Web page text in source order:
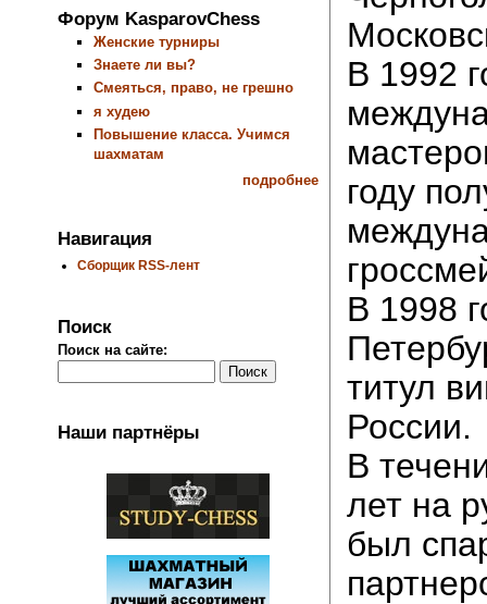
Форум KasparovChess
Женские турниры
Знаете ли вы?
Смеяться, право, не грешно
я худею
Повышение класса. Учимся
шахматам
подробнее
Навигация
Сборщик RSS-лент
Поиск
Поиск на сайте:
Наши партнёры
В 1992
году
В 1998
титул
России.
В
лет на
был